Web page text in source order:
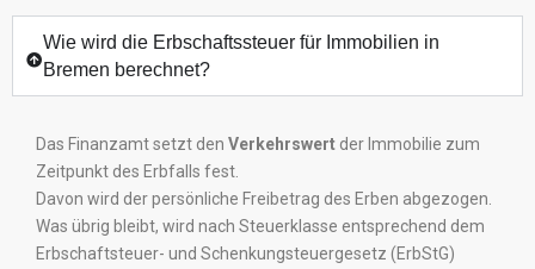
Wie wird die Erbschaftssteuer für Immobilien in
Bremen berechnet?
Das Finanzamt setzt den Verkehrswert der Immobilie zum
Zeitpunkt des Erbfalls fest.
Davon wird der persönliche Freibetrag des Erben abgezogen.
Was übrig bleibt, wird nach Steuerklasse entsprechend dem
Erbschaftsteuer- und Schenkungsteuergesetz (ErbStG)